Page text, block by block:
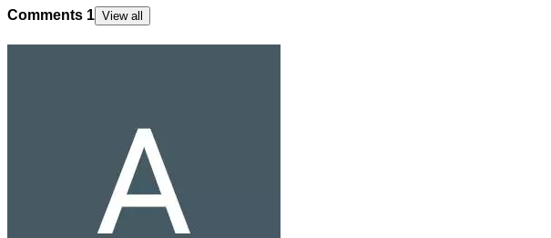
Comments 1 View all